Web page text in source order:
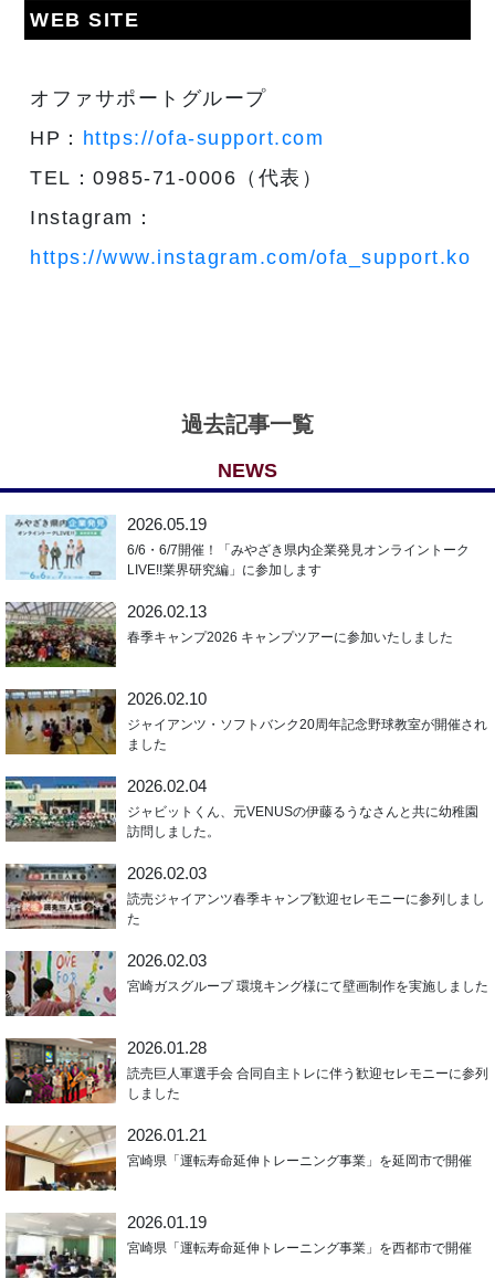
WEB SITE
オファサポートグループ
HP： https://ofa-support.com
TEL：0985-71-0006（代表）
Instagram：
https://www.instagram.com/
過去記事一覧
NEWS
2026.05.19
6/6・6/7開催！「みやざき県内企業発見オンライントーク
LIVE!!業界研究編」に参加します
2026.02.13
春季キャンプ2026 キャンプツアーに参加いたしました
2026.02.10
ジャイアンツ・ソフトバンク20周年記念野球教室が開催され
ました
2026.02.04
ジャビットくん、元VENUSの伊藤るうなさんと共に幼稚園
訪問しました。
2026.02.03
読売ジャイアンツ春季キャンプ歓迎セレモニーに参列しまし
た
2026.02.03
宮崎ガスグループ 環境キング様にて壁画制作を実施しました
2026.01.28
読売巨人軍選手会 合同自主トレに伴う歓迎セレモニーに参列
しました
2026.01.21
宮崎県「運転寿命延伸トレーニング事業」を延岡市で開催
2026.01.19
宮崎県「運転寿命延伸トレーニング事業」を西都市で開催